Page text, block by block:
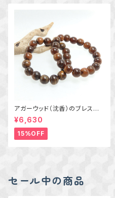
アガーウッド（沈香）のブレスレッ
ト 1本
¥6,630
15%OFF
セール中の商品